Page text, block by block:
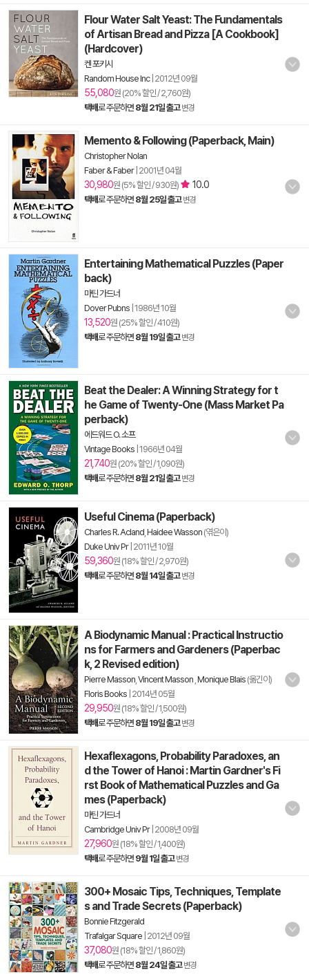
Flour Water Salt Yeast: The Fundamentals
of Artisan Bread and Pizza [A Cookbook]
(Hardcover)
켄 포키시
Random House Inc| 2012년 09월
55,080원 (20% 할인 / 2,760원)
택배로 주문하면 8월 21일 출고 변경
Memento & Following (Paperback, Main)
Christopher Nolan
Faber & Faber| 2001년 04월
30,980원 (5% 할인 / 930원) 10.0
택배로 주문하면 8월 25일 출고 변경
Entertaining Mathematical Puzzles (Paper
back)
마틴 가드너
Dover Pubns 1986년 10월
13,520원 (25% 할인 / 410원)
택배로 주문하면 8월 19일 출고 변경
Beat the Dealer: A Winning Strategy for t
he Game of Twenty-One (Mass Market Pa
perback)
에드워드 O. 소프
Vintage Books 1966년 04월
21,740원 (20% 할인 / 1,090원)
택배로 주문하면 8월 21일 출고 변경
Useful Cinema (Paperback)
Charles R. Acland Haidee Wasson (엮은이)
Duke Univ Pr| 2011년 10월
59,360원 (18% 할인 / 2,970원)
택배로 주문하면 8월 14일 출고 변경
A Biodynamic Manual : Practical Instructio
ns for Farmers and Gardeners (Paperbac
k, 2 Revised edition)
Pierre Masson Vincent Masson Monique Blais (옮긴이)
Floris Books 2014년 05월
29,950원 (18% 할인 / 1,500원)
택배로 주문하면 8월 19일 출고 변경
Hexaflexagons, Probability Paradoxes, an
d the Tower of Hanoi : Martin Gardner's Fi
rst Book of Mathematical Puzzles and Ga
mes (Paperback)
마틴 가드너
Cambridge Univ Pr| 2008년 09월
27,960원 (18% 할인 / 1,400원)
택배로 주문하면 9월 1일 출고 변경
300+ Mosaic Tips, Techniques, Template
s and Trade Secrets (Paperback)
Bonnie Fitzgerald
Trafalgar Square 2012년 09월
37,080원 (18% 할인 / 1,860원)
택배로 주문하면 8월 24일 출고 변경